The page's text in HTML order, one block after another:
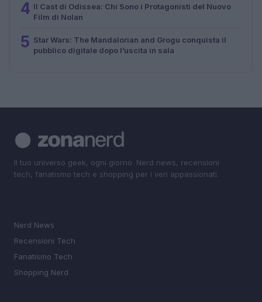
4 Il Cast di Odissea: Chi Sono i Protagonisti del Nuovo
Film di Nolan
5 Star Wars: The Mandalorian and Grogu conquista il
pubblico digitale dopo l’uscita in sala
Il tuo universo geek, ogni giorno. Nerd news, recensioni
tech, fanatismo tech e shopping per i veri appassionati.
Nerd News
Recensioni Tech
Fanatismo Tech
Shopping Nerd